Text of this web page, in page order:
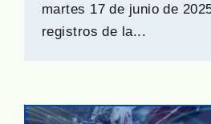
martes 17 de junio de
registros de la...